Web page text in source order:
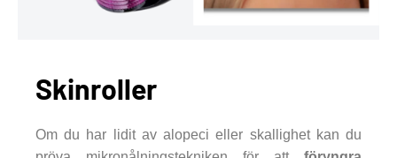
Skinroller
Om du har lidit av alopeci eller skallighet kan du